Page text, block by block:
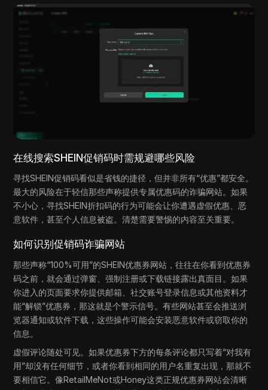
在线搜索SHEIN促销码时需规避哪些风险
寻找SHEIN促销码看似是省钱的捷径，但并非所有“优惠”都安全。
最大的风险在于轻信那些声称提供专属优惠码的诈骗网站。如果
不小心，寻找SHEIN折扣码的行为可能会让你遭遇虚假优惠、恶
意软件，甚至个人信息被盗。清楚需要警惕的内容至关重要。
如何识别促销码诈骗网站
那些声称“100%可用”的SHEIN优惠券网站，往往在你看到优惠券
码之前，就会通过弹窗、强制注册或下载链接露出真面目。如果
你进入的页面要求你提供邮箱、社交账号登录信息或其他资料才
能“解锁”优惠券，那这就是个警示信号。有些网站甚至会推送浏
览器通知或软件下载，这些操作可能会安装恶意软件或窃取你的
信息。
虚假评论随处可见。如果优惠券下方的每条评论都只写着“对我有
用”却没有任何细节，或者你看到相同的用户名重复出现，那就不
要相信它。像RetailMeNot或Honey这类正规优惠券网站会清晰